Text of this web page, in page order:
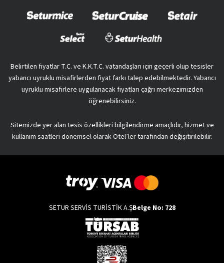
Belirtilen fiyatlar T.C. ve K.K.T.C. vatandaşları için geçerli olup tesisler
yabancı uyruklu misafirlerden fiyat farkı talep edebilmektedir. Yabancı
uyruklu misafirlere uygulanacak fiyatları çağrı merkezimizden
öğrenebilirsiniz.
Sitemizde yer alan tesis özellikleri bilgilendirme amaçlıdır, hizmet ve
kullanım saatleri dönemsel olarak Otel’ler tarafından değişitirilebilir.
SETUR SERVİS TURİSTİK A.ŞBelge No: 728